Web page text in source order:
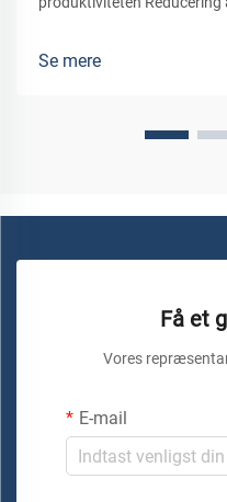
skærehastigheden af
Se mere
Få et
Vores
E-mail